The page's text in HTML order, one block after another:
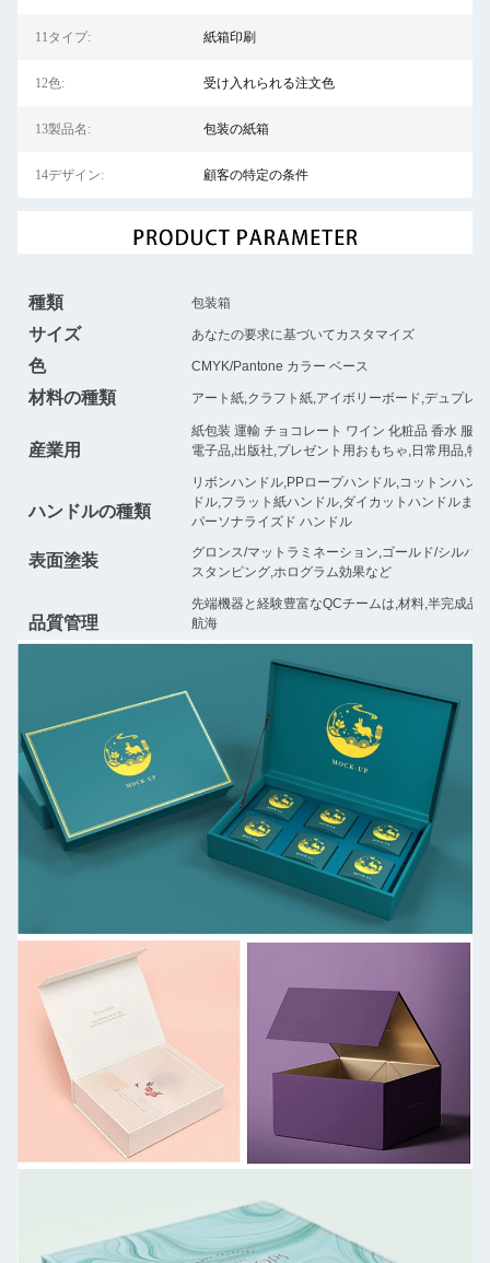
11タイプ: 紙箱印刷
12色: 受け入れられる注文色
13製品名: 包装の紙箱
14デザイン: 顧客の特定の条件
種類 包装箱
サイズ あなたの要求に基づいてカスタマイズ
色 CMYK/Pantone カラー ベース
材料の種類 アート紙,クラフト紙,アイボリーボード,デュプレ
産業用
紙包装 運輸 チョコレート ワイン 化粧品 香水 服
電子品,出版社,プレゼント用おもちゃ,日常用品,特
ハンドルの種類
リボンハンドル,PPロープハンドル,コットンハン
ドル,フラット紙ハンドル,ダイカットハンドルまた
パーソナライズド ハンドル
表面塗装
グロンス/マットラミネーション,ゴールド/シルバ
スタンピング,ホログラム効果など
品質管理
先端機器と経験豊富なQCチームは,材料,半完成
航海